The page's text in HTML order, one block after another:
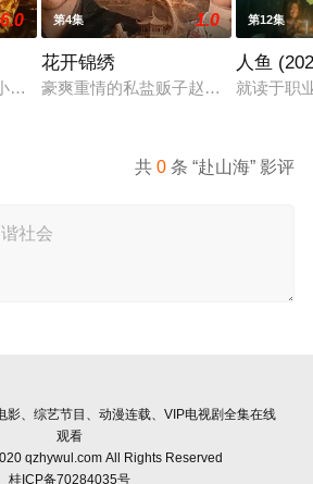
6.0
说。孟廷辉，大平王朝有史以来个以女
第4集 1.0
花开锦绣
豪爽重情的私盐贩子赵凌虽出身草莽
第12集
人鱼
就读于职
共0 条 “赴山海” 影评
影、综艺节目、动漫连载、VIP电视剧全集在线
观看
qzhywul.com All Rights Reserved
桂ICP备70284035号